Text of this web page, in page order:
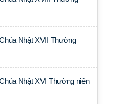
Nhật XVII Thường
Nhật XVI Thường niên